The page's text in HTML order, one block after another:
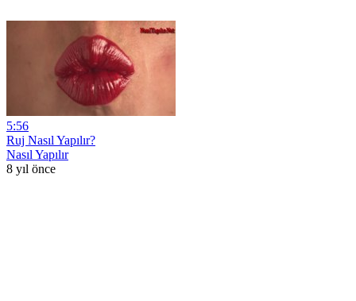
5:56
Ruj Nasıl Yapılır?
Nasıl Yapılır
8 yıl önce